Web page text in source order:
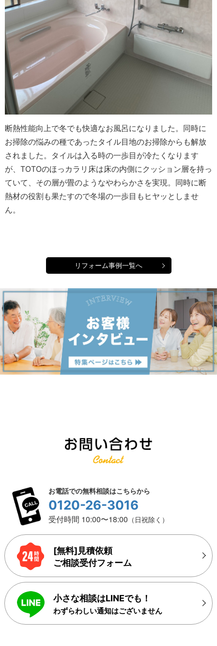
断熱性能向上で冬でも快適なお風呂になりました。同時に
お掃除の悩みの種であったタイル目地のお掃除からも解放
されました。タイルは入る時の一歩目が冷たくなります
が、TOTOのほっカラリ床は床の内側にクッション層を持っ
ていて、その層が畳のようなやわらかさを実現。同時に断
熱材の役割も果たすので冬場の一歩目もヒヤッとしませ
ん。
リフォーム事例一覧へ
お電話での無料相談はこちらから
0120-26-3016
受付時間 10:00〜18:00 （日祝除く）
[無料]見積依頼
ご相談受付フォーム
小さな相談はLINEでも！
わずらわしい通知はございません